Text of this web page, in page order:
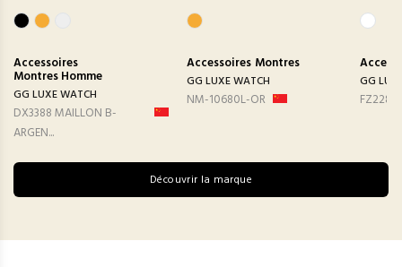
Accessoires
Montres Homme
GG LUXE WATCH
DX3388 MAILLON B-
ARGEN...
Accessoires Montres
GG LUXE WATCH
NM-10680L-OR
GG
FZ2282
Découvrir la marque